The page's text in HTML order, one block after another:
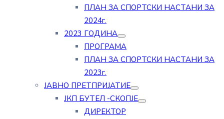
ПЛАН ЗА СПОРТСКИ НАСТАНИ ЗА
2024г.
2023 ГОДИНА
ПРОГРАМА
ПЛАН ЗА СПОРТСКИ НАСТАНИ ЗА
2023г.
ЈАВНО ПРЕТПРИЈАТИЕ
ЈКП БУТЕЛ -СКОПЈЕ
ДИРЕКТОР